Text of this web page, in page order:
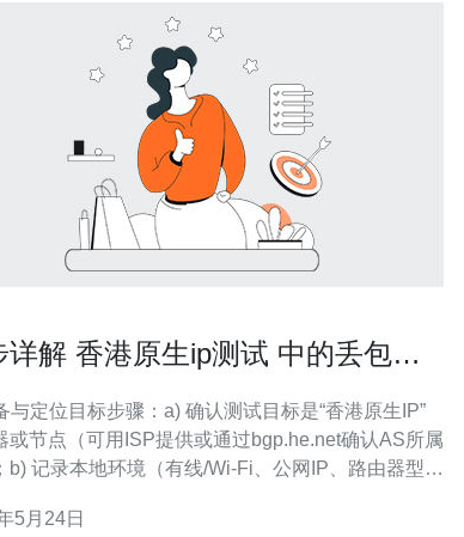
详解 香港原生ip测试 中的丢包、
与定位目标步骤：a) 确认测试目标是“香港原生IP”
或节点（可用ISP提供或通过bgp.he.net确认AS所属
b) 记录本地环境（有线/Wi‑Fi、公网IP、路由器型
使用香港VPS/Looking Glass做对照。 2. 基础连
5月24日